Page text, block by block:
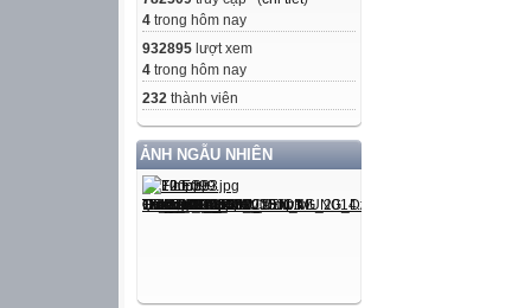
4 trong hôm nay
932895 lượt xem
4 trong hôm nay
232 thành viên
ẢNH NGẪU NHIÊN